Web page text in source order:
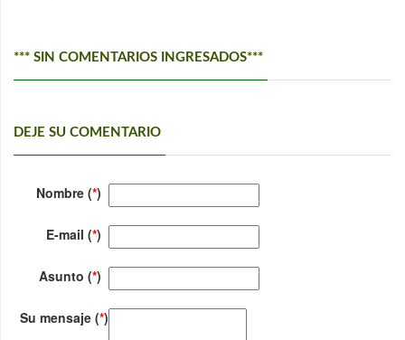
*** SIN COMENTARIOS INGRESADOS***
DEJE SU COMENTARIO
Nombre (*)
E-mail (*)
Asunto (*)
Su mensaje (*)